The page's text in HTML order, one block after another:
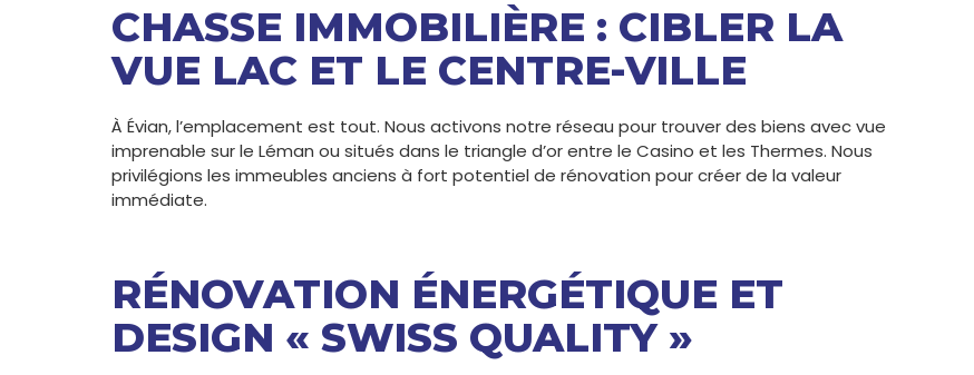
CHASSE IMMOBILIÈRE : CIBLER LA
VUE LAC ET LE CENTRE-VILLE
À Évian, l’emplacement est tout. Nous activons notre réseau pour trouver des biens avec vue
imprenable sur le Léman ou situés dans le triangle d’or entre le Casino et les Thermes. Nous
privilégions les immeubles anciens à fort potentiel de rénovation pour créer de la valeur
immédiate.
RÉNOVATION ÉNERGÉTIQUE ET
DESIGN « SWISS QUALITY »